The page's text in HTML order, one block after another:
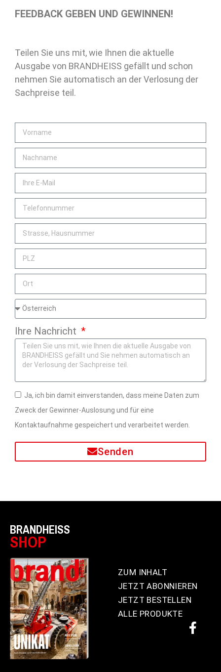
FEEDBACK GEBEN UND GEWINNEN!
Teilen Sie uns mit, wie Ihnen die aktuelle
Ausgabe von BRANDHEISS gefällt und schon
nehmen Sie automatisch an der Verlosung der
Sachpreise teil.
Ihre Nachricht
Ja, ich bin damit einverstanden, dass meine Daten zum
Zweck der Gewinner-Auslosung und für eine
Kontaktaufnahme gespeichert und verarbeitet werden.
Senden
BRANDHEISS
SHOP
ZUM INHALT
JETZT ABONNIEREN
JETZT BESTELLEN
ALLE PRODUKTE